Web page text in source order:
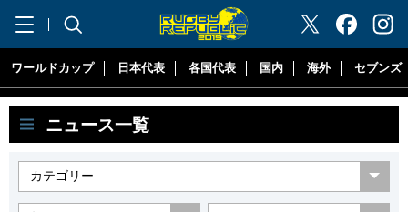
"ラグビーリパブリック"
ワールドカップ 日本代表 各国代表 国内 海外 セブンズ
ニュース一覧